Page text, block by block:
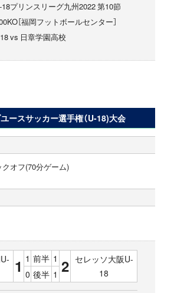
プリンスリーグ九州2022 第10節
［福岡フットボールセンター］
vs 日章学園高校
ースサッカー選手権（U-18)大会
オフ(70分ゲーム)
1 1 前半 1 2 セレッソ大阪U-
18
0 後半 1